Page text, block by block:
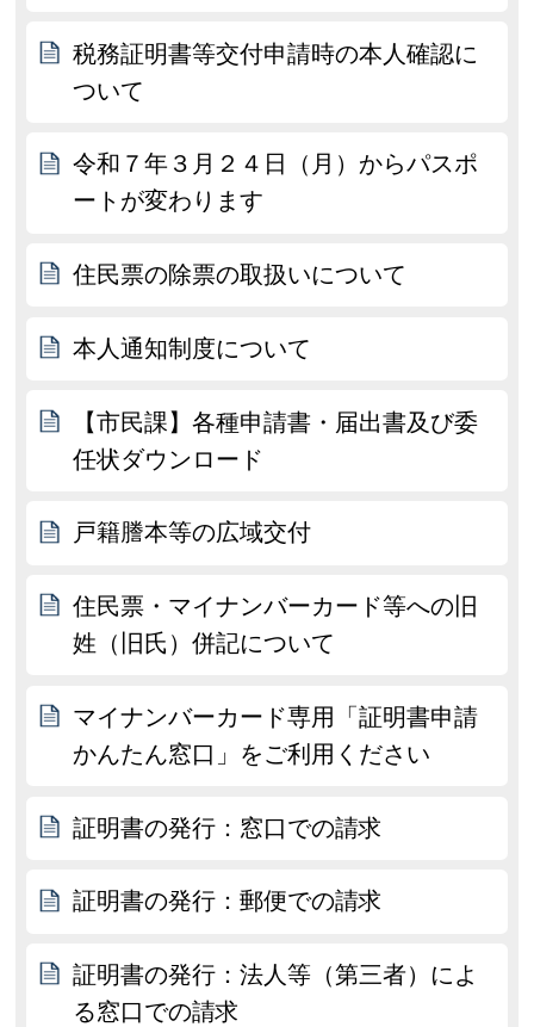
税務証明書等交付申請時の本人確認に
ついて
令和７年３月２４日（月）からパスポ
ートが変わります
住民票の除票の取扱いについて
本人通知制度について
【市民課】各種申請書・届出書及び委
任状ダウンロード
戸籍謄本等の広域交付
住民票・マイナンバーカード等への旧
姓（旧氏）併記について
マイナンバーカード専用「証明書申請
かんたん窓口」をご利用ください
証明書の発行：窓口での請求
証明書の発行：郵便での請求
証明書の発行：法人等（第三者）によ
る窓口での請求